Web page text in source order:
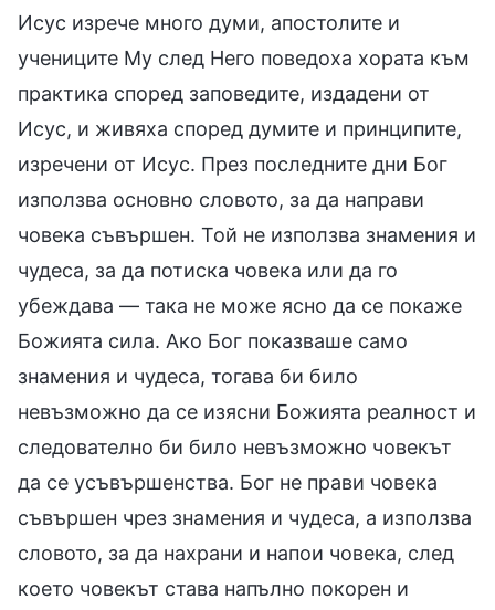
Исус изрече много думи, апостолите и
учениците Му след Него поведоха хората към
практика според заповедите, издадени от
Исус, и живяха според думите и принципите,
изречени от Исус. През последните дни Бог
използва основно словото, за да направи
човека съвършен. Той не използва знамения и
чудеса, за да потиска човека или да го
убеждава — така не може ясно да се покаже
Божията сила. Ако Бог показваше само
знамения и чудеса, тогава би било
невъзможно да се изясни Божията реалност и
следователно би било невъзможно човекът
да се усъвършенства. Бог не прави човека
съвършен чрез знамения и чудеса, а използва
словото, за да нахрани и напои човека, след
което човекът става напълно покорен и